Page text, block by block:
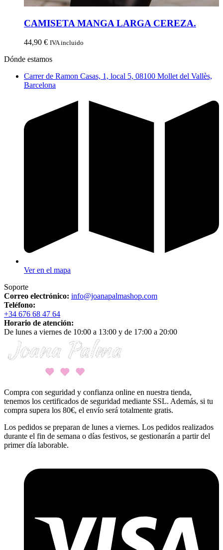
CAMISETA MANGA LARGA CEREZA.
44,90 € IVA incluido
Dónde estamos
Carrer de Ramon Casas, 1, local 5, 08100 Mollet del Vallès,
Barcelona
Ver en el mapa
Soporte
Correo electrónico: info@joanapalmashop.com
Teléfono:
+34 676 68 47 64
Horario de atención:
De lunes a viernes de 10:00 a 13:00 y de 17:00 a 20:00
Compra con seguridad y confianza online en nuestra tienda,
tenemos los certificados de seguridad mediante SSL. Además, si tu
compra supera los 80€, el envío será totalmente gratis.
Los pedidos se preparan de lunes a viernes. Los pedidos realizados
durante el fin de semana o días festivos, se gestionarán a partir del
primer día laborable.